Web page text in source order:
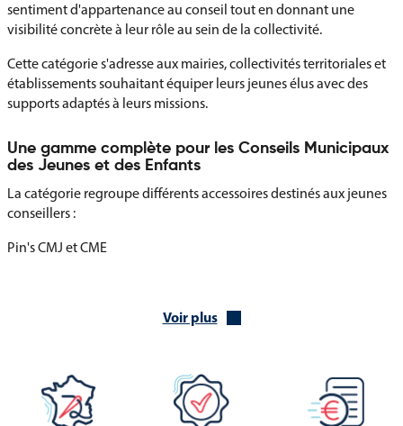
sentiment d'appartenance au conseil tout en donnant une
visibilité concrète à leur rôle au sein de la collectivité.
Cette catégorie s'adresse aux mairies, collectivités territoriales et
établissements souhaitant équiper leurs jeunes élus avec des
supports adaptés à leurs missions.
Une gamme complète pour les Conseils Municipaux
des Jeunes et des Enfants
La catégorie regroupe différents accessoires destinés aux jeunes
conseillers :
Pin's CMJ et CME
Supports d'identification des jeunes élus
Ces équipements permettent aux collectivités de remettre aux
Voir plus